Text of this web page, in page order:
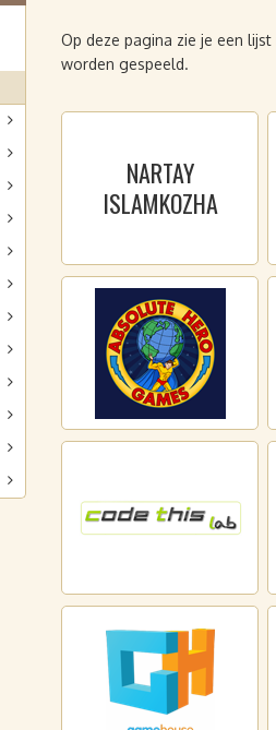
Op deze pagina zie je een
worden gespeeld.
NARTAY
ISLAMKOZHA